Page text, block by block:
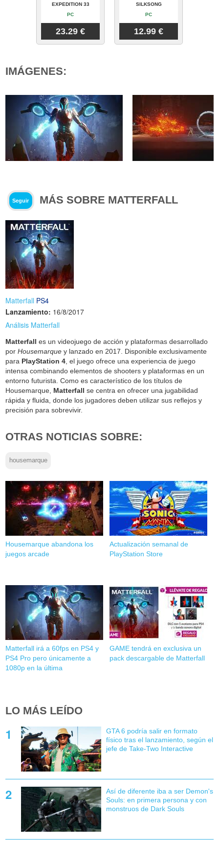
EXPEDITION 33
PC
23.29 €
SILKSONG
PC
12.99 €
IMÁGENES:
Seguir MÁS SOBRE MATTERFALL
Matterfall PS4
Lanzamiento: 16/8/2017
Análisis Matterfall
Matterfall es un videojuego de acción y plataformas desarrollado
porHousemarque y lanzado en 2017. Disponible exclusivamente
para PlayStation 4, el juego ofrece una experiencia de juego
intensa combinando elementos de shooters y plataformas en un
entorno futurista. Como es característico de los títulos de
Housemarque, Matterfall se centra en ofrecer una jugabilidad
rápida y fluida, donde los jugadores deben utilizar sus reflejos y
precisión para sobrevivir.
OTRAS NOTICIAS SOBRE:
housemarque
Housemarque abandona los
juegos arcade
Actualización semanal de
PlayStation Store
Matterfall irá a 60fps en PS4 y
PS4 Pro pero únicamente a
1080p en la última
GAME tendrá en exclusiva un
pack descargable de Matterfall
LO MÁS LEÍDO
GTA 6 podría salir en formato
físico tras el lanzamiento, según el
jefe de Take-Two Interactive
Así de diferente iba a ser Demon's
Souls: en primera persona y con
monstruos de Dark Souls